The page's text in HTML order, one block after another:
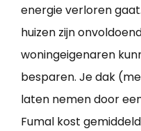
energie verloren
huizen zijn
woningeigenaren
besparen. Je dak
laten nemen door
Fumal kost